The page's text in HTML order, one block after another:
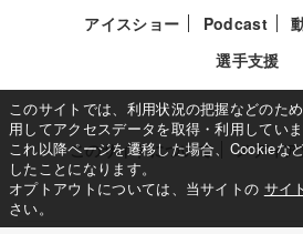
アイスショー
Podcast
選手支援
このサイトについて メディ
このサイトでは、利用状況の把握などのた
用してアクセスデータを取得・利用していま
これ以降ページを遷移した場合、Cookieな
したことになります。
オプトアウトについては、当サイトの サイ
さい。